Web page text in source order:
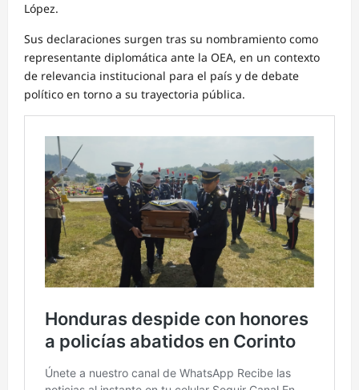
López.
Sus declaraciones surgen tras su nombramiento como
representante diplomática ante la OEA, en un contexto
de relevancia institucional para el país y de debate
político en torno a su trayectoria pública.